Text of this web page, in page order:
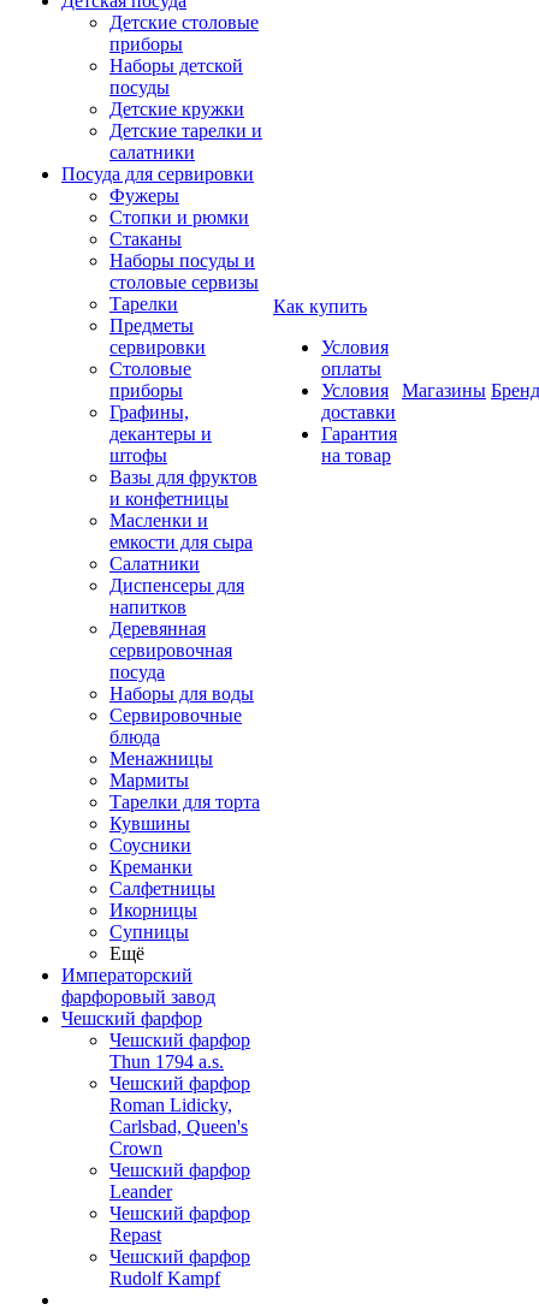
Детские столовые
приборы
Наборы детской
посуды
Детские кружки
Детские тарелки и
салатники
Посуда для сервировки
Фужеры
Стопки и рюмки
Стаканы
Наборы посуды и
столовые сервизы
Тарелки
Предметы
сервировки
Столовые
приборы
Графины,
декантеры и
штофы
Вазы для фруктов
и конфетницы
Масленки и
емкости для сыра
Салатники
Диспенсеры для
напитков
Деревянная
сервировочная
посуда
Наборы для воды
Сервировочные
блюда
Менажницы
Мармиты
Тарелки для торта
Кувшины
Соусники
Креманки
Салфетницы
Икорницы
Супницы
Ещё
Императорский
фарфоровый завод
Чешский фарфор
Чешский фарфор
Thun 1794 a.s.
Чешский фарфор
Roman Lidicky,
Carlsbad, Queen's
Crown
Чешский фарфор
Leander
Чешский фарфор
Repast
Чешский фарфор
Rudolf Kampf
Как купить
Условия
оплаты
Условия
доставки
Гарантия
на товар
Магазины